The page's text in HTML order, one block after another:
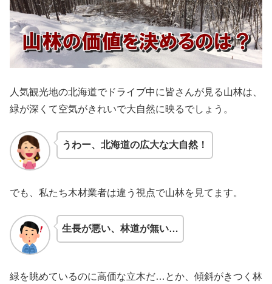
人気観光地の北海道でドライブ中に皆さんが見る山林は、
緑が深くて空気がきれいで大自然に映るでしょう。
うわー、北海道の広大な大自然！
でも、私たち木材業者は違う視点で山林を見てます。
生長が悪い、林道が無い…
緑を眺めているのに高価な立木だ…とか、傾斜がきつく林